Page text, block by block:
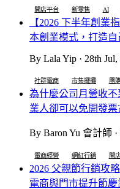
開店平台 新零售 AI
【2026 下半年創業
本創業模式，打造
By Lala Yip · 28th Jul,
社群電商 市集擺攤 團
為什麼公司月營收
業人卻可以免開發票
By Baron Yu 會計師 ·
電商經營 網紅行銷 開
2026 父親節行銷攻
電商與門市提升節慶